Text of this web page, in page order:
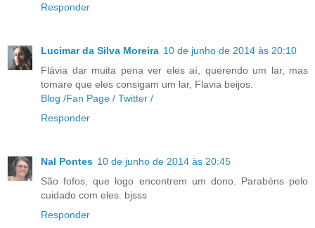
Responder
Lucimar da Silva Moreira 10 de junho de 2014 às 20:10
Flávia dar muita pena ver eles aí, querendo um lar, mas
tomare que eles consigam um lar, Flavia beijos.
Blog /Fan Page / Twitter /
Responder
Nal Pontes 10 de junho de 2014 às 20:45
São fofos, que logo encontrem um dono. Parabéns pelo
cuidado com eles. bjsss
Responder